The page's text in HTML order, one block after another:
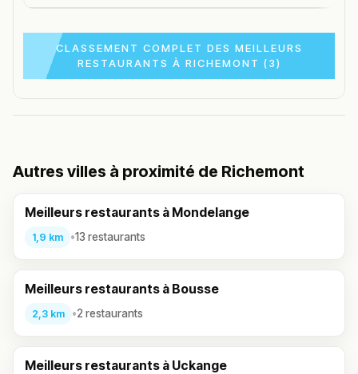
CLASSEMENT COMPLET DES MEILLEURS
RESTAURANTS À RICHEMONT (3)
Autres villes à proximité de Richemont
Meilleurs restaurants à Mondelange
1,9 km •13 restaurants
Meilleurs restaurants à Bousse
2,3 km •2 restaurants
Meilleurs restaurants à Uckange